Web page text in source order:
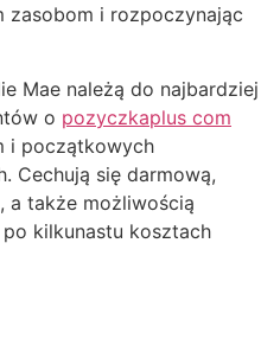
zasobom i rozpoczynając
Mae należą do najbardziej
o pozyczkaplus com
i początkowych
Cechują się darmową,
a także możliwością
kilkunastu kosztach